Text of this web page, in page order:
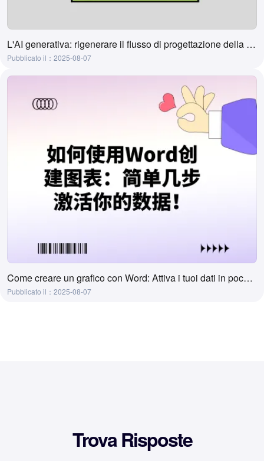
L'AI generativa: rigenerare il flusso di progettazione della visualizzazione dei dati
Pubblicato il：2025-08-07
Come creare un grafico con Word: Attiva i tuoi dati in pochi semplici passi!
Pubblicato il：2025-08-07
Trova Risposte